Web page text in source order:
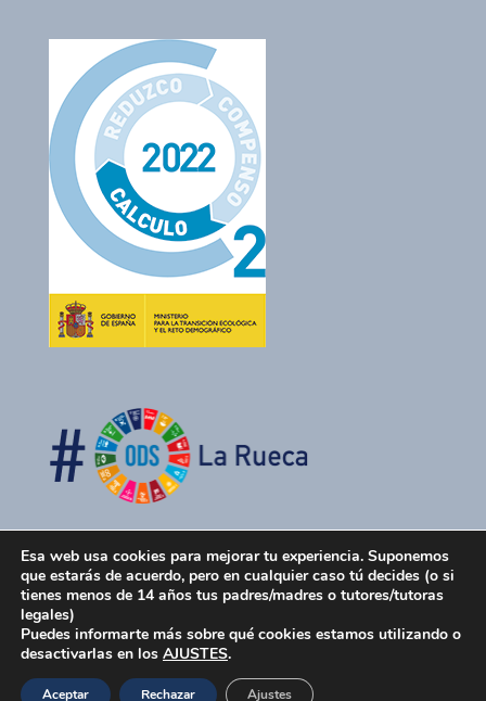
La Rueca Asociación 2026 -Política de Privacidad
Esa web usa cookies para mejorar tu experiencia. Suponemos
que estarás de acuerdo, pero en cualquier caso tú decides (o si
tienes menos de 14 años tus padres/madres o tutores/tutoras
legales)
Puedes informarte más sobre qué cookies estamos utilizando o
desactivarlas en los AJUSTES.
Aceptar Rechazar Ajustes